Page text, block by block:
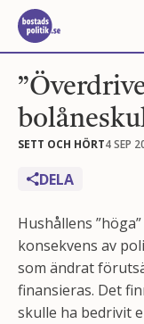
SETT OCH HÖRT4 SEP
DELA
Hushållens
konsekvens av
som ändrat
finansieras. Det
skulle ha bedrivit